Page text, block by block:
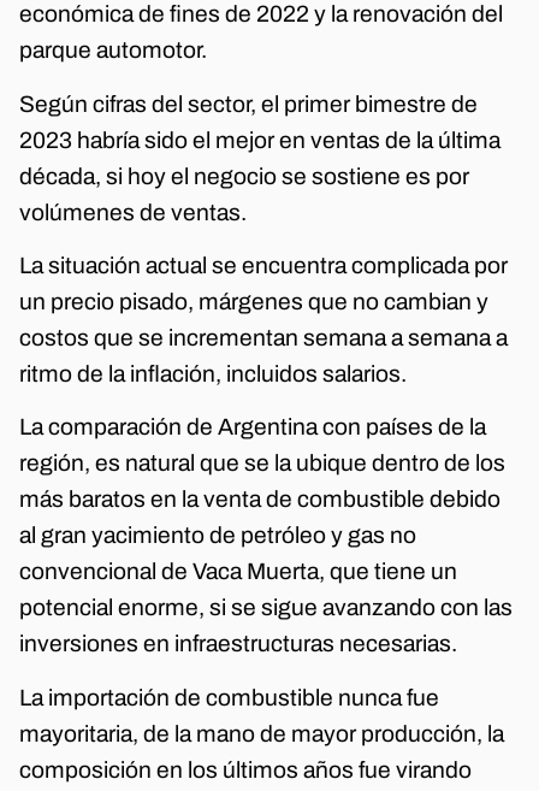
económica de fines de 2022 y la renovación del
parque automotor.
Según cifras del sector, el primer bimestre de
2023 habría sido el mejor en ventas de la última
década, si hoy el negocio se sostiene es por
volúmenes de ventas.
La situación actual se encuentra complicada por
un precio pisado, márgenes que no cambian y
costos que se incrementan semana a semana a
ritmo de la inflación, incluidos salarios.
La comparación de Argentina con países de la
región, es natural que se la ubique dentro de los
más baratos en la venta de combustible debido
al gran yacimiento de petróleo y gas no
convencional de Vaca Muerta, que tiene un
potencial enorme, si se sigue avanzando con las
inversiones en infraestructuras necesarias.
La importación de combustible nunca fue
mayoritaria, de la mano de mayor producción, la
composición en los últimos años fue virando